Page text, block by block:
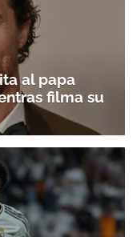
al papa
filma su